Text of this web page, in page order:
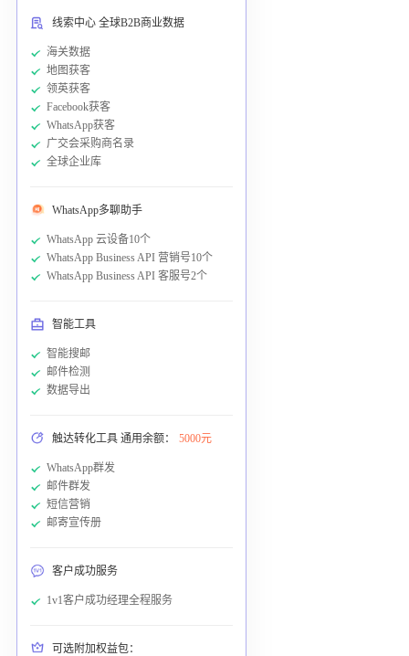
线索中心 全球B2B商业数据
海关数据
地图获客
领英获客
Facebook获客
WhatsApp获客
广交会采购商名录
全球企业库
WhatsApp多聊助手
WhatsApp 云设备10个
WhatsApp Business API 营销号10个
WhatsApp Business API 客服号2个
智能工具
智能搜邮
邮件检测
数据导出
触达转化工具 通用余额： 5000元
WhatsApp群发
邮件群发
短信营销
邮寄宣传册
客户成功服务
1v1客户成功经理全程服务
可选附加权益包：